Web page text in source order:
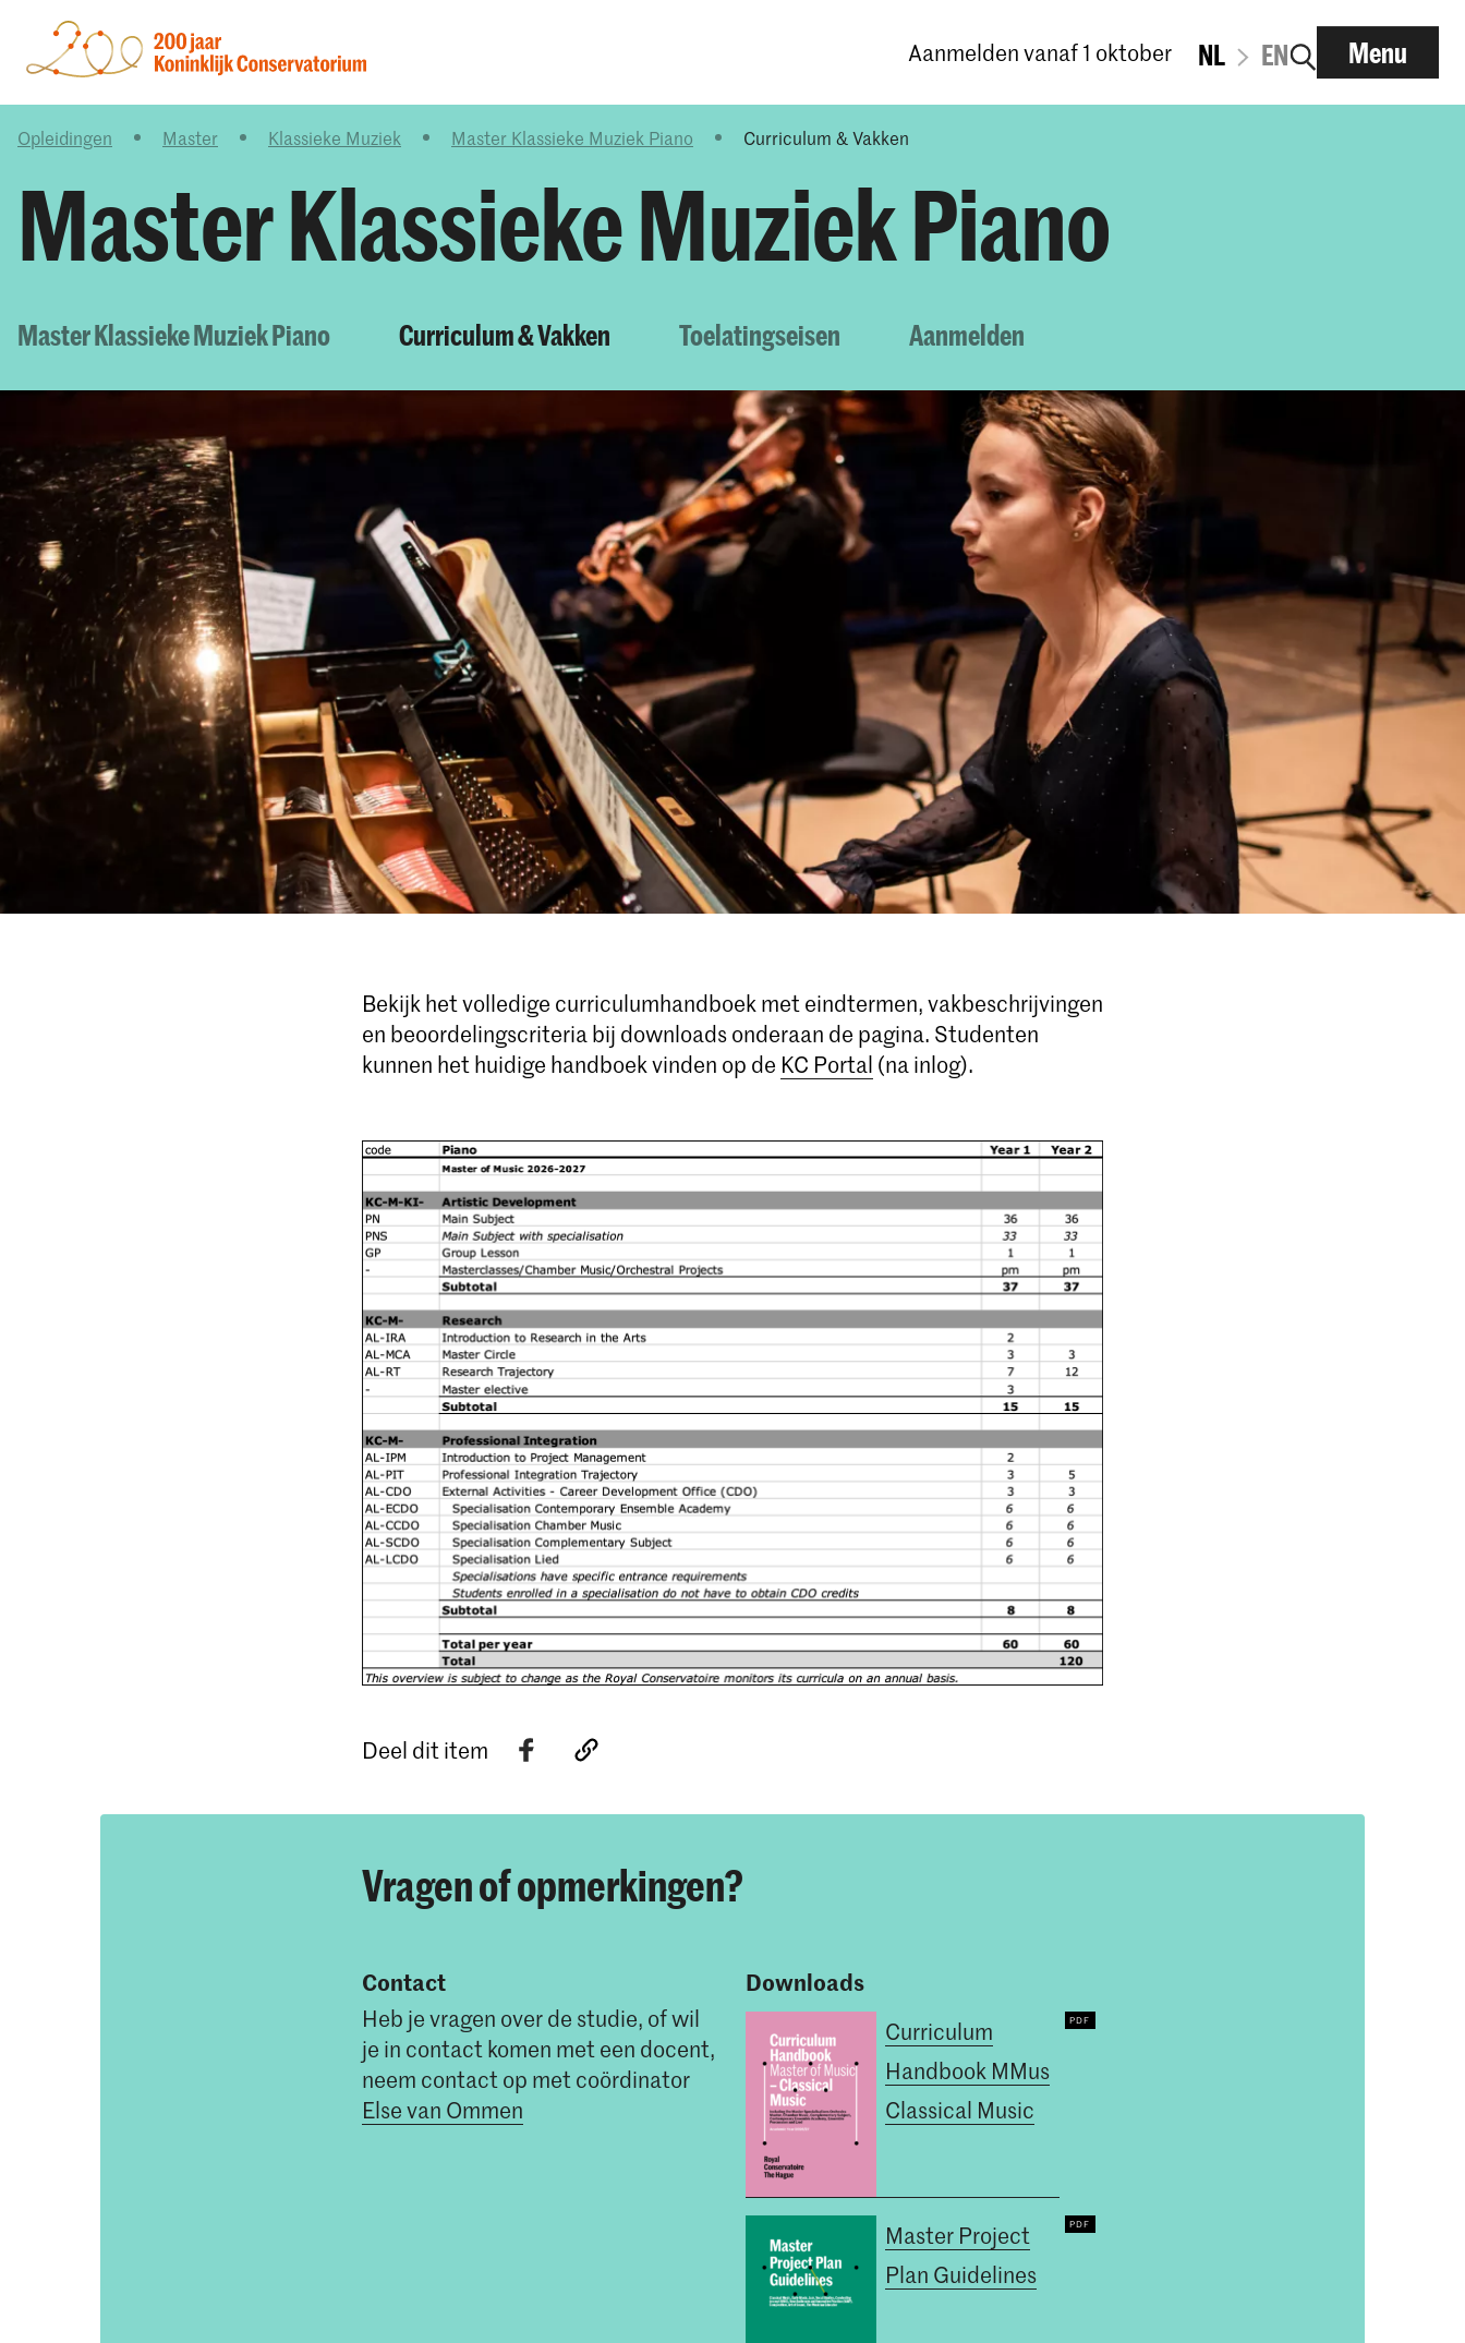
Aanmelden vanaf 1 oktober NL EN Menu
Opleidingen Master Klassieke Muziek Master Klassieke Muziek Piano Curriculum & Vakken
Master Klassieke Muziek Piano
Master Klassieke Muziek Piano Curriculum & Vakken Toelatingseisen Aanmelden
Bekijk het volledige curriculumhandboek met eindtermen, vakbeschrijvingen
en beoordelingscriteria bij downloads onderaan de pagina. Studenten
kunnen het huidige handboek vinden op de KC Portal (na inlog).
Deel dit item
Vragen of opmerkingen?
Contact
Heb je vragen over de studie, of wil
je in contact komen met een docent,
neem contact op met coördinator
Else van Ommen
Downloads
Curriculum
Handbook MMus
Classical Music
Master Project
Plan Guidelines